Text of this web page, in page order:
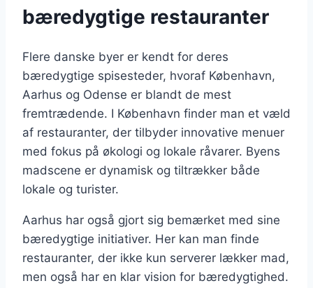
bæredygtige restauranter
Flere danske byer er kendt for deres
bæredygtige spisesteder, hvoraf København,
Aarhus og Odense er blandt de mest
fremtrædende. I København finder man et væld
af restauranter, der tilbyder innovative menuer
med fokus på økologi og lokale råvarer. Byens
madscene er dynamisk og tiltrækker både
lokale og turister.
Aarhus har også gjort sig bemærket med sine
bæredygtige initiativer. Her kan man finde
restauranter, der ikke kun serverer lækker mad,
men også har en klar vision for bæredygtighed.